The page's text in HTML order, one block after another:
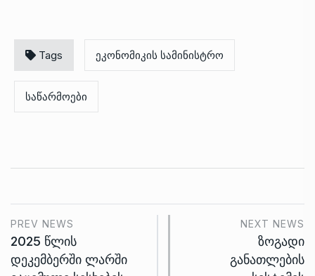
Tags ეკონომიკის სამინისტრო
საწარმოები
PREV NEWS
2025 წლის
დეკემბერში ლარში
NEXT NEWS
ზოგადი
განათლების